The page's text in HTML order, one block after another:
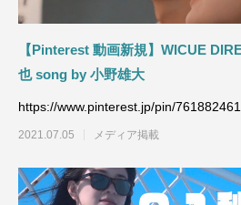
【Pinterest 動画新規】WICUE
也 song by 小野雄大
https://www.pinterest.jp/pin/
2021.07.05 メディア掲載